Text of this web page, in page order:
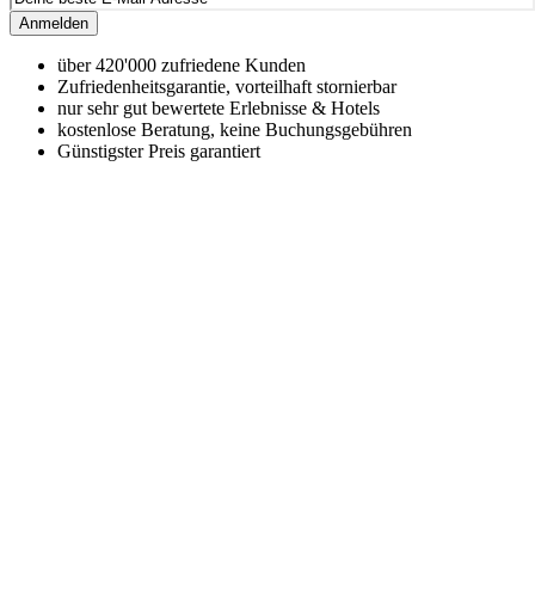
Anmelden
über 420'000 zufriedene Kunden
Zufriedenheitsgarantie, vorteilhaft stornierbar
nur sehr gut bewertete Erlebnisse & Hotels
kostenlose Beratung, keine Buchungsgebühren
Günstigster Preis garantiert